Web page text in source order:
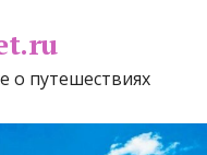
о путешествиях